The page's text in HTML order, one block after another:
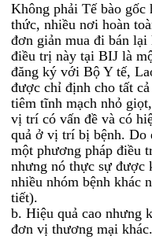
Không phải Tế bào
thức, nhiều nơi hoàn
đơn giản mua đi bán
điều trị này tại BIJ là
đăng ký với Bộ Y tế,
được chỉ định cho tất
tiêm tĩnh mạch nhỏ
vị trí có vấn đề và có
quả ở vị trí bị bệnh. Do
một phương pháp điều
nhưng nó thực sự được
nhiều nhóm bệnh khác
tiết).
b. Hiệu quả cao nhưng
đơn vị thương mại khác.